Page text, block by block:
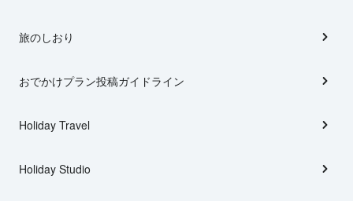
旅のしおり
おでかけプラン投稿ガイドライン
Holiday Travel
Holiday Studio